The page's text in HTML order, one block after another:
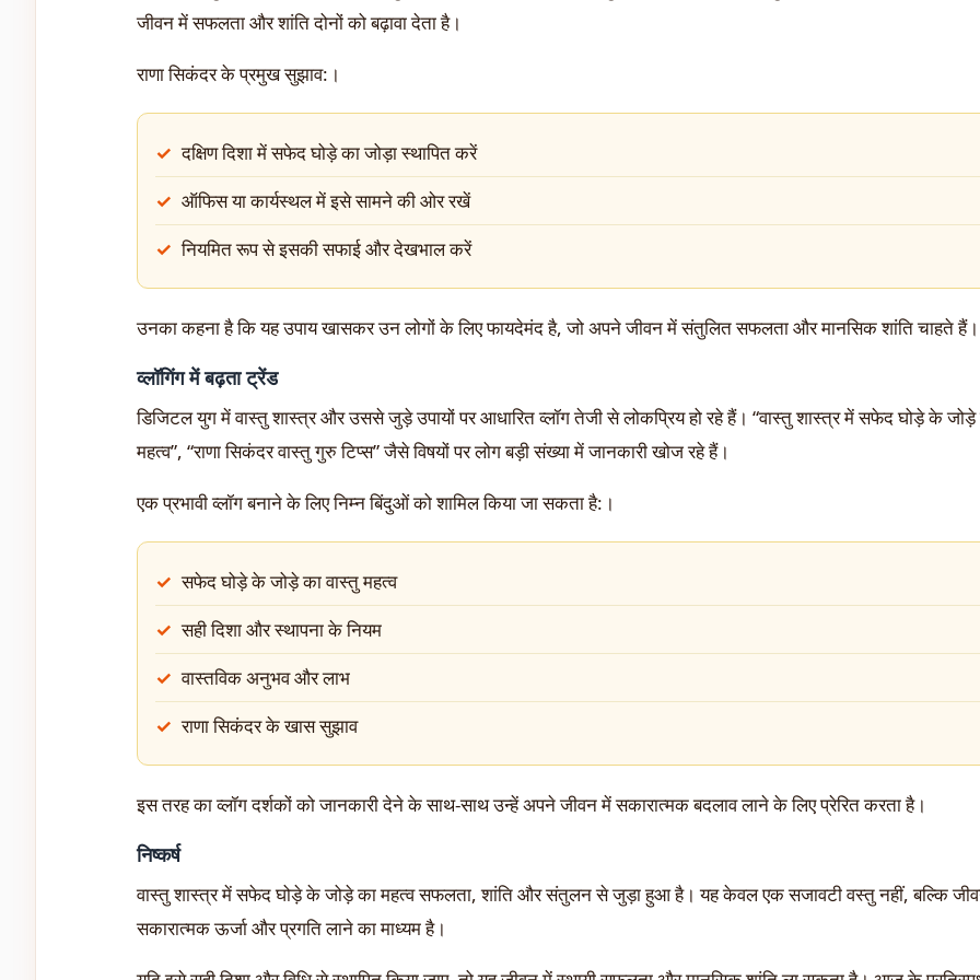
जीवन में सफलता और शांति दोनों को बढ़ावा देता है।
राणा सिकंदर के प्रमुख सुझाव:।
दक्षिण दिशा में सफेद घोड़े का जोड़ा स्थापित करें
ऑफिस या कार्यस्थल में इसे सामने की ओर रखें
नियमित रूप से इसकी सफाई और देखभाल करें
उनका कहना है कि यह उपाय खासकर उन लोगों के लिए फायदेमंद है, जो अपने जीवन में संतुलित सफलता और मानसिक शांति चाहते हैं।
व्लॉगिंग में बढ़ता ट्रेंड
डिजिटल युग में वास्तु शास्त्र और उससे जुड़े उपायों पर आधारित व्लॉग तेजी से लोकप्रिय हो रहे हैं। “वास्तु शास्त्र में सफेद घोड़े के
महत्व”, “राणा सिकंदर वास्तु गुरु टिप्स” जैसे विषयों पर लोग बड़ी संख्या में जानकारी खोज रहे हैं।
एक प्रभावी व्लॉग बनाने के लिए निम्न बिंदुओं को शामिल किया जा सकता है:।
सफेद घोड़े के जोड़े का वास्तु महत्व
सही दिशा और स्थापना के नियम
वास्तविक अनुभव और लाभ
राणा सिकंदर के खास सुझाव
इस तरह का व्लॉग दर्शकों को जानकारी देने के साथ-साथ उन्हें अपने जीवन में सकारात्मक बदलाव लाने के लिए प्रेरित करता है।
निष्कर्ष
वास्तु शास्त्र में सफेद घोड़े के जोड़े का महत्व सफलता, शांति और संतुलन से जुड़ा हुआ है। यह केवल एक सजावटी वस्तु नहीं, बल्कि
सकारात्मक ऊर्जा और प्रगति लाने का माध्यम है।